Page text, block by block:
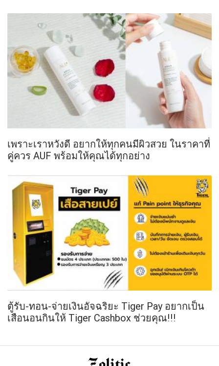
เพราะเราหวังดี อยากให้ทุกคนมีผิวสวย ในราคาที่
คู่ควร AUF พร้อมให้คุณได้ทุกอย่าง
ตู้รับ-ทอน-จ่ายเงินอัจฉริยะ Tiger Pay อยากเป็น
เสือนอนกินให้ Tiger Cashbox ช่วยคุณ!!!